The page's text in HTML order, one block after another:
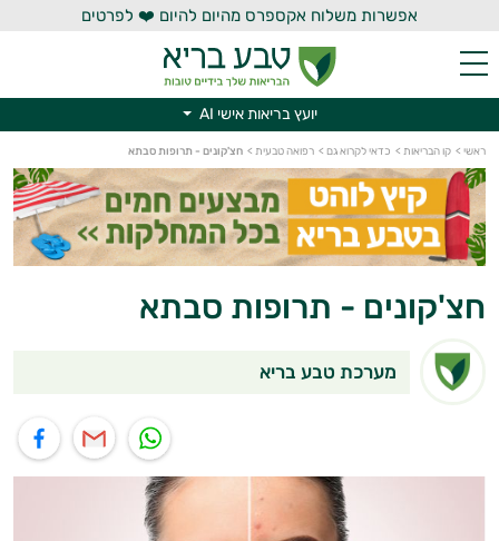
אפשרות משלוח אקספרס מהיום להיום ❤️ לפרטים
יועץ בריאות אישי AI
ראשי > קו הבריאות > כדאי לקרוא גם > רפואה טבעית > חצ'קונים - תרופות סבתא
חצ'קונים - תרופות סבתא
מערכת טבע בריא
יועץ בריאות אישי AI